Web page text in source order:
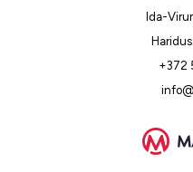
Ida-
+372